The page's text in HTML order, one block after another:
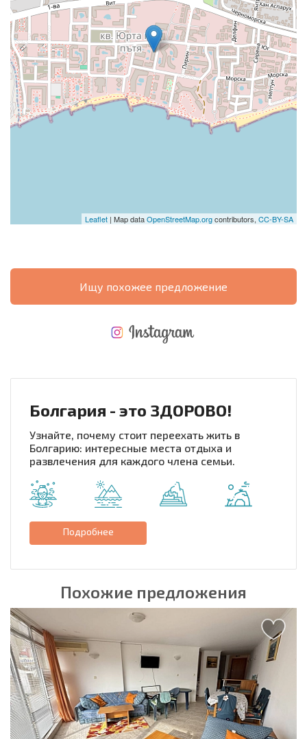
Leaflet | Map dataOpenStreetMap.orgcontributors, CC-BY-SA
Ищу похожее предложение
Болгария - это ЗДОРОВО!
Узнайте, почему стоит переехать жить в
Болгарию: интересные места отдыха и
развлечения для каждого члена семьи.
Подробнее
Похожие предложения